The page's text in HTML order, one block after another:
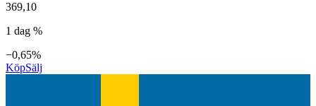
369,10
1 dag %
−0,65%
KöpSälj